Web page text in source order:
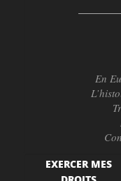
En
EXERCER MES